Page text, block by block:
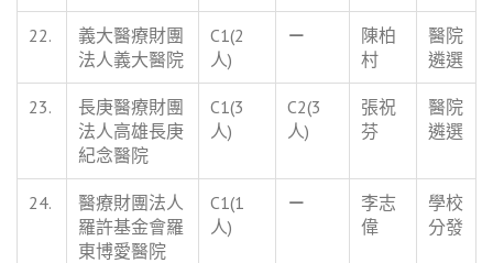
22.
義大醫療財團
法人義大醫院
C1(2
人)
－
陳柏
村
醫院
遴選
23.
長庚醫療財團
法人高雄長庚
紀念醫院
C1(3
人)
C2(3
人)
張祝
芬
醫院
遴選
24.
醫療財團法人
羅許基金會羅
東博愛醫院
C1(1
人)
－
李志
偉
學校
分發